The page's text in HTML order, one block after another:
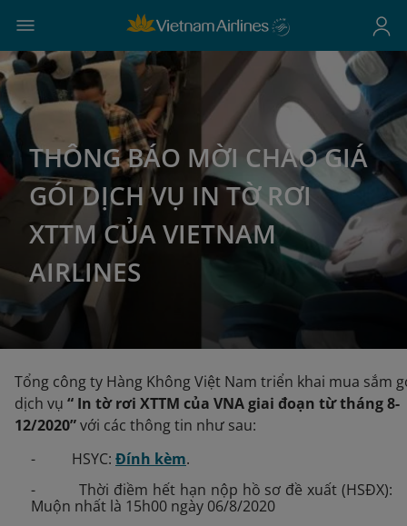
THÔNG BÁO MỜI CHÀO GIÁ
GÓI DỊCH VỤ IN TỜ RƠI
XTTM CỦA VIETNAM
AIRLINES
Tổng công ty Hàng Không Việt Nam triển khai mua sắm
dịch vụ “ In tờ rơi XTTM của VNA giai đoạn từ tháng 8-
12/2020”với các thông tin như sau:
- HSYC: Đính kèm.
- Thời điềm hết hạn nộp hồ sơ đề xuất (HSĐX):
Muộn nhất là 15h00 ngày 06/8/2020